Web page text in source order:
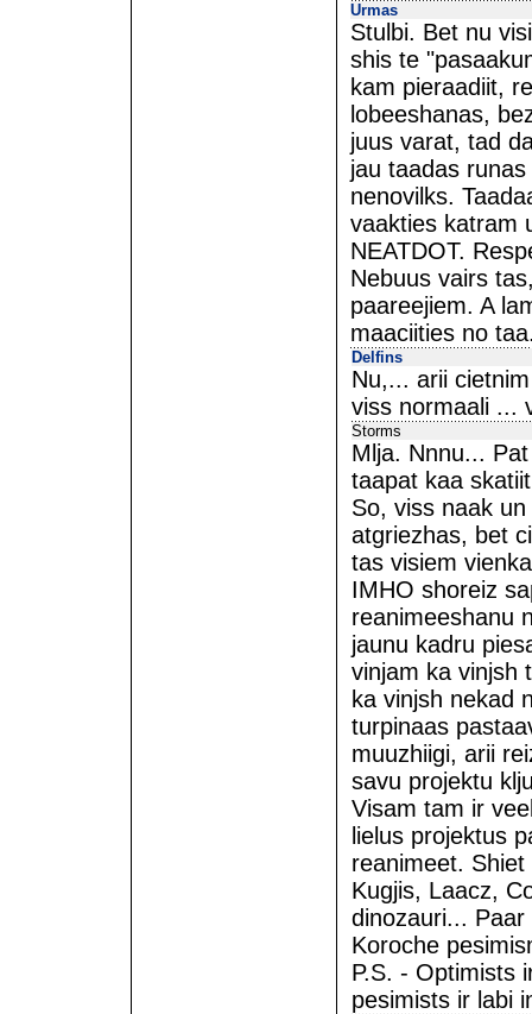
Urmas
Stulbi. Bet nu
shis te
kam pieraadiit,
lobeeshanas,
juus varat, tad
jau taadas
nenovilks.
vaakties katram
NEATDOT.
Nebuus vairs
paareejiem. A
maaciities no
Delfins
Nu,... arii
viss normaali ...
Storms
Mlja. Nnnu...
taapat kaa
So, viss naak
atgriezhas, bet
tas visiem
IMHO shoreiz
reanimeeshanu
jaunu kadru
vinjam ka vinjsh
ka vinjsh nekad
turpinaas
muuzhiigi, arii
savu projektu
Visam tam ir
lielus projektus
reanimeet.
Kugjis, Laacz,
dinozauri...
Koroche
P.S. - Optimists
pesimists ir labi